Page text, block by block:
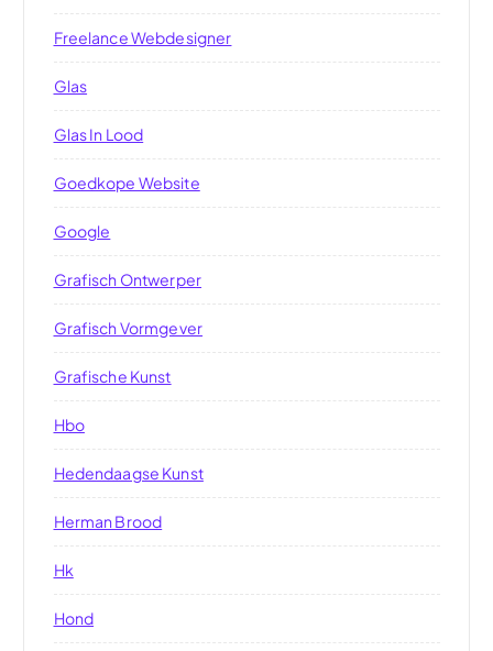
Freelance Webdesigner
Glas
Glas In Lood
Goedkope Website
Google
Grafisch Ontwerper
Grafisch Vormgever
Grafische Kunst
Hbo
Hedendaagse Kunst
Herman Brood
Hk
Hond